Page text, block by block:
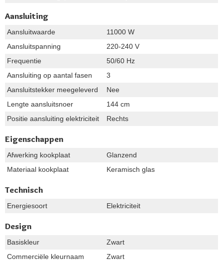
Aansluiting
Aansluitwaarde
11000 W
Aansluitspanning
220-240 V
Frequentie
50/60 Hz
Aansluiting op aantal fasen
3
Aansluitstekker meegeleverd
Nee
Lengte aansluitsnoer
144 cm
Positie aansluiting elektriciteit
Rechts
Eigenschappen
Afwerking kookplaat
Glanzend
Materiaal kookplaat
Keramisch glas
Technisch
Energiesoort Elektriciteit
Design
Basiskleur
Zwart
Commerciële kleurnaam
Zwart